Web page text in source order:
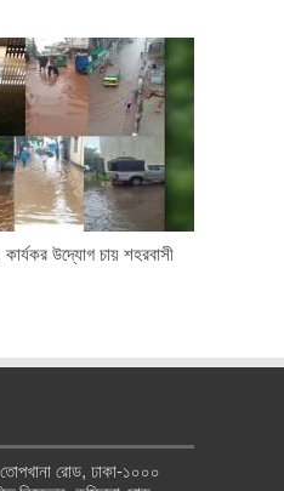
কার্যকর উদ্যোগ চায় শহরবাসী
রোড, ঢাকা-১০০০